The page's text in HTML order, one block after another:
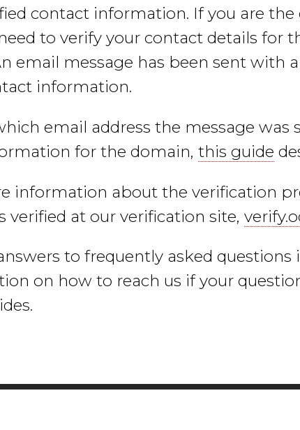
contact information. If you are
to verify your contact details for
email message has been sent with
information.
email address the message was
for the domain, this guide
information about the verification
verified at our verification site,
to frequently asked questions
on how to reach us if your